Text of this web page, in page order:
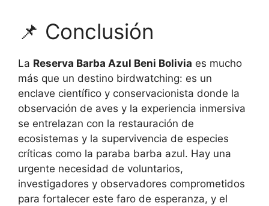
📌 Conclusión
La Reserva Barba Azul Beni Bolivia es mucho
más que un destino birdwatching: es un
enclave científico y conservacionista donde la
observación de aves y la experiencia inmersiva
se entrelazan con la restauración de
ecosistemas y la supervivencia de especies
críticas como la paraba barba azul. Hay una
urgente necesidad de voluntarios,
investigadores y observadores comprometidos
para fortalecer este faro de esperanza, y el